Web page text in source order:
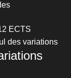
ECTS
des variations